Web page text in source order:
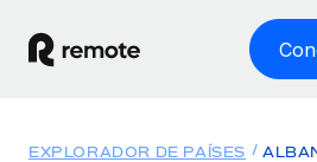
EXPLORADOR DE PAÍSES